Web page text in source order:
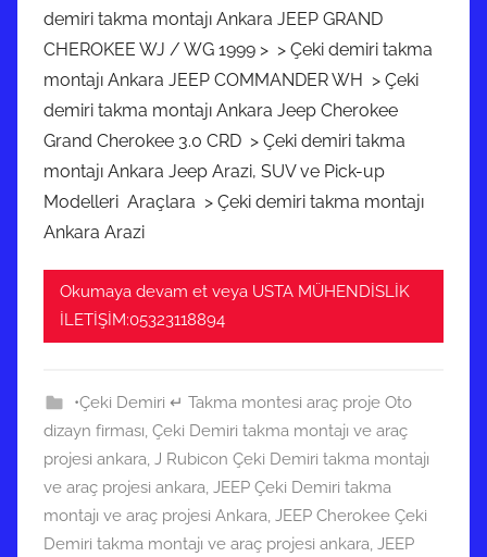
demiri takma montajı Ankara JEEP GRAND
CHEROKEE WJ / WG 1999 > > Çeki demiri takma
montajı Ankara JEEP COMMANDER WH > Çeki
demiri takma montajı Ankara Jeep Cherokee
Grand Cherokee 3.0 CRD > Çeki demiri takma
montajı Ankara Jeep Arazi, SUV ve Pick-up
Modelleri Araçlara > Çeki demiri takma montajı
Ankara Arazi
Okumaya devam et veya USTA MÜHENDİSLİK
İLETİŞİM:05323118894
•Çeki Demiri ↵ Takma montesi araç proje Oto
dizayn firması, Çeki Demiri takma montajı ve araç
projesi ankara, J Rubicon Çeki Demiri takma montajı
ve araç projesi ankara, JEEP Çeki Demiri takma
montajı ve araç projesi Ankara, JEEP Cherokee Çeki
Demiri takma montajı ve araç projesi ankara, JEEP